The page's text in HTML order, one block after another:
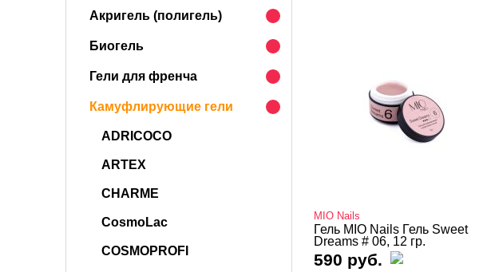
Акригель (полигель)
Биогель
Гели для френча
Камуфлирующие гели
ADRICOCO
ARTEX
CHARME
CosmoLac
COSMOPROFI
MIO Nails
Гель MIO Nails Гель Sweet
Dreams # 06, 12 гр.
590 руб.